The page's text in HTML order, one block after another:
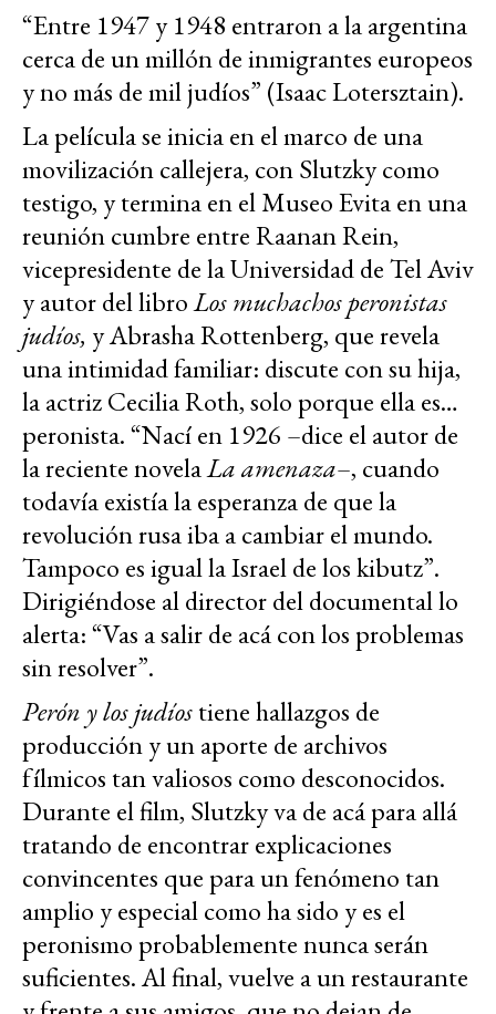
“Entre 1947 y 1948 entraron a la argentina
cerca de un millón de inmigrantes europeos
y no más de mil judíos” (Isaac Lotersztain).
La película se inicia en el marco de una
movilización callejera, con Slutzky como
testigo, y termina en el Museo Evita en una
reunión cumbre entre Raanan Rein,
vicepresidente de la Universidad de Tel Aviv
y autor del libroLos muchachos peronistas
judíos, y Abrasha Rottenberg, que revela
una intimidad familiar: discute con su hija,
la actriz Cecilia Roth, solo porque ella es…
peronista. “Nací en 1926 –dice el autor de
la reciente novelaLa amenaza–, cuando
todavía existía la esperanza de que la
revolución rusa iba a cambiar el mundo.
Tampoco es igual la Israel de los kibutz”.
Dirigiéndose al director del documental lo
alerta: “Vas a salir de acá con los problemas
sin resolver”.
Perón y los judíostiene hallazgos de
producción y un aporte de archivos
fílmicos tan valiosos como desconocidos.
Durante el film, Slutzky va de acá para allá
tratando de encontrar explicaciones
convincentes que para un fenómeno tan
amplio y especial como ha sido y es el
peronismo probablemente nunca serán
suficientes. Al final, vuelve a un restaurante